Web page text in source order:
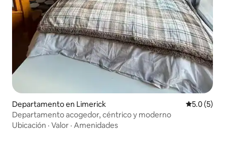
Departamento en Limerick
5.0 (5)
Departamento acogedor, céntrico y moderno
Ubicación · Valor · Amenidades